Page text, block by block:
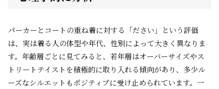
パーカーとコートの重ね着に対する「ださい」という評価
は、実は着る人の体型や年代、性別によって大きく異なりま
す。年齢層ごとに見てみると、若年層はオーバーサイズやス
トリートテイストを積極的に取り入れる傾向があり、多少ル
ーズなシルエットもポジティブに受け止められています。一